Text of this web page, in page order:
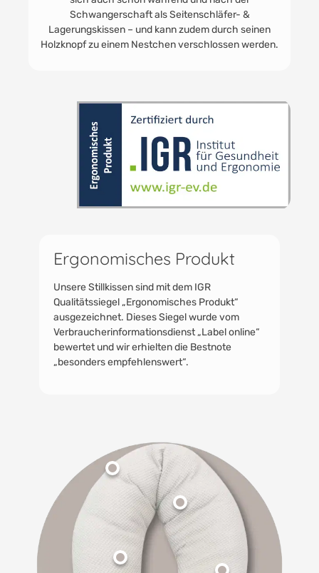
Die Füllung des Stillkissens besteht aus silikonisierten
Polyester-Hohlfasern: Dadurch raschelt es nicht,
fasst sich ähnlich an wie ein normales Kissen und
sorgt so für ein angenehmes Liegegefühl für Mutter
Ergonomisches Produkt
Unsere Stillkissen sind mit dem IGR
Qualitätssiegel „Ergonomisches Produkt“
ausgezeichnet. Dieses Siegel wurde vom
Verbraucherinformationsdienst „Label online“
bewertet und wir erhielten die Bestnote
„besonders empfehlenswert“.